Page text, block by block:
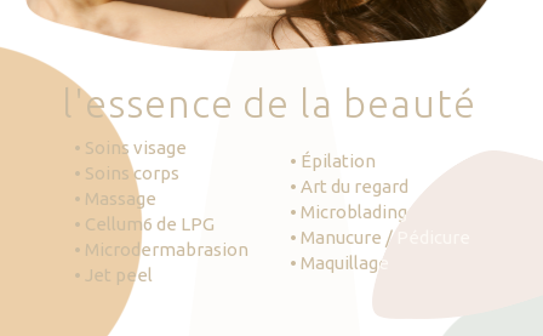
'essence de la beauté
• Soins visage
• Soins corps
• Massage
• Cellum6 de LPG
• Microdermabrasion
• Jet peel
• Épilation
• Art du regard
• Microblading
• Manucure / Pédicure
• Maquillage